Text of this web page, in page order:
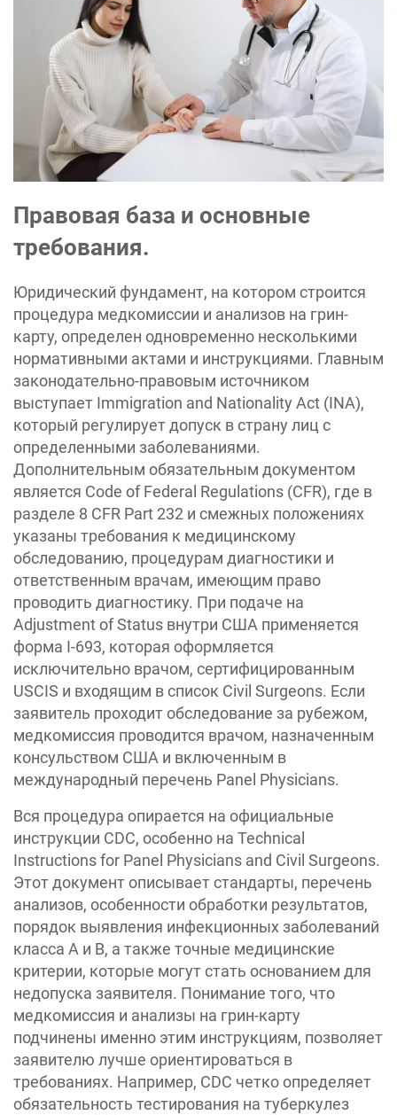
Правовая база и основные
требования.
Юридический фундамент, на котором строится
процедура медкомиссии и анализов на грин-
карту, определен одновременно несколькими
нормативными актами и инструкциями. Главным
законодательно-правовым источником
выступает Immigration and Nationality Act (INA),
который регулирует допуск в страну лиц с
определенными заболеваниями.
Дополнительным обязательным документом
является Code of Federal Regulations (CFR), где в
разделе 8 CFR Part 232 и смежных положениях
указаны требования к медицинскому
обследованию, процедурам диагностики и
ответственным врачам, имеющим право
проводить диагностику. При подаче на
Adjustment of Status внутри США применяется
форма I-693, которая оформляется
исключительно врачом, сертифицированным
USCIS и входящим в список Civil Surgeons. Если
заявитель проходит обследование за рубежом,
медкомиссия проводится врачом, назначенным
консульством США и включенным в
международный перечень Panel Physicians.
Вся процедура опирается на официальные
инструкции CDC, особенно на Technical
Instructions for Panel Physicians and Civil Surgeons.
Этот документ описывает стандарты, перечень
анализов, особенности обработки результатов,
порядок выявления инфекционных заболеваний
класса A и B, а также точные медицинские
критерии, которые могут стать основанием для
недопуска заявителя. Понимание того, что
медкомиссия и анализы на грин-карту
подчинены именно этим инструкциям, позволяет
заявителю лучше ориентироваться в
требованиях. Например, CDC четко определяет
обязательность тестирования на туберкулез